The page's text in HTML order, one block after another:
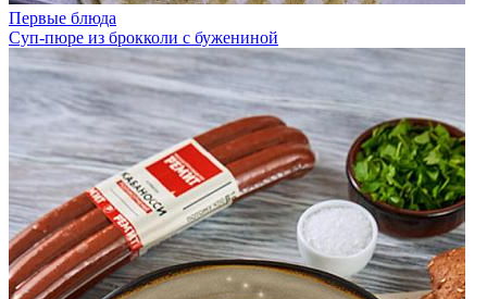
Первые блюда
Суп-пюре из брокколи с бужениной